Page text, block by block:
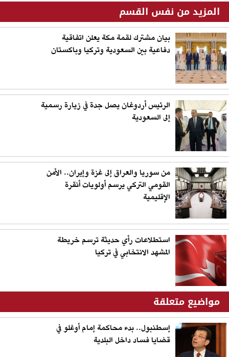
المزيد من نفس القسم
بيان مشترك لقمة مكة يعلن اتفاقية
دفاعية بين السعودية وتركيا وباكستان
الرئيس أردوغان يصل جدة في زيارة رسمية
إلى السعودية
من سوريا والعراق إلى غزة وإيران.. الأمن
القومي التركي يرسم أولويات أنقرة
الإقليمية
استطلاعات رأي حديثة ترسم خريطة
المشهد الانتخابي في تركيا
مواضيع متعلقة
إسطنبول.. بدء محاكمة إمام أوغلو في
قضايا فساد داخل البلدية